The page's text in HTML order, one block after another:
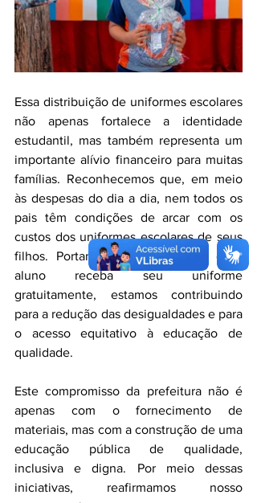
Essa distribuição de uniformes escolares
não apenas fortalece a identidade
estudantil, mas também representa um
importante alívio financeiro para muitas
famílias. Reconhecemos que, em meio
às despesas do dia a dia, nem todos os
pais têm condições de arcar com os
custos dos uniformes escolares de seus
filhos. Portanto, ao garantir que cada
aluno receba seu uniforme
gratuitamente, estamos contribuindo
para a redução das desigualdades e para
o acesso equitativo à educação de
qualidade.
Este compromisso da prefeitura não é
apenas com o fornecimento de
materiais, mas com a construção de uma
educação pública de qualidade,
inclusiva e digna. Por meio dessas
iniciativas, reafirmamos nosso